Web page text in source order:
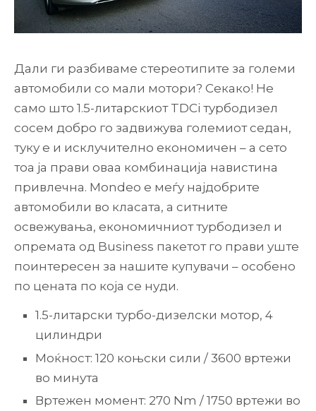
Дали ги разбиваме стереотипите за големи
автомобили со мали мотори? Секако! Не
само што 1.5-литарскиот TDCi турбодизел
сосем добро го задвижува големиот седан,
туку е и исклучително економичен – а сето
тоа ја прави оваа комбинација навистина
привлечна. Mondeo е меѓу најдобрите
автомобили во класата, а ситните
освежувања, економичниот турбодизел и
опремата од Business пакетот го прави уште
поинтересен за нашите купувачи – особено
по цената по која се нуди.
1.5-литарски турбо-дизелски мотор, 4
цилиндри
Моќност: 120 коњски сили / 3600 вртежи
во минута
Вртежен момент: 270 Nm / 1750 вртежи во